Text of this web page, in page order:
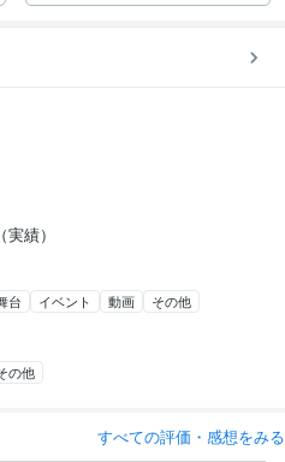
績）
台 イベント 動画 その他
の他
すべての評価・感想をみる